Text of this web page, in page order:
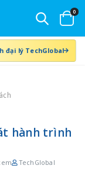
0
đại lý TechGlobal
hành trình
TechGlobal